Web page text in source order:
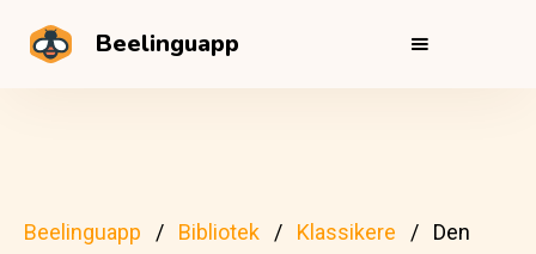
Beelinguapp
Beelinguapp Bibliotek Klassikere
Den